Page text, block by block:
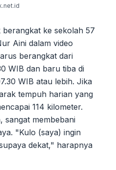
ke sekolah 57
Aini dalam video
berangkat dari
WIB dan baru tiba di
WIB atau lebih. Jika
tempuh harian yang
114 kilometer.
sangat membebani
"Kulo (saya) ingin
dekat," harapnya